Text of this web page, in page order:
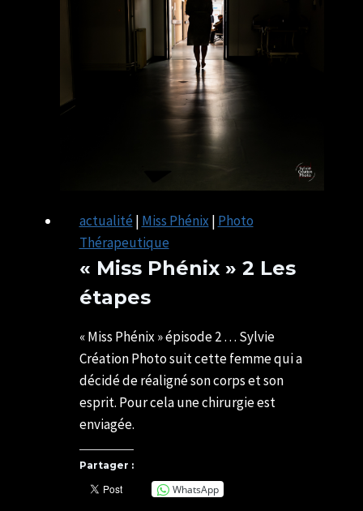
actualité | Miss Phénix | Photo
Thérapeutique
« Miss Phénix » 2 Les
étapes
CHATELAIS
« Miss Phénix » épisode 2 … Sylvie
Création Photo suit cette femme qui a
décidé de réaligné son corps et son
esprit. Pour cela une chirurgie est
enviagée.
Partager :
WhatsApp